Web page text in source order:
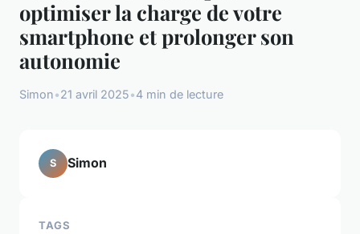
optimiser la charge de votre
smartphone et prolonger son
autonomie
Simon•21 avril 2025•4 min de lecture
S Simon
TAGS